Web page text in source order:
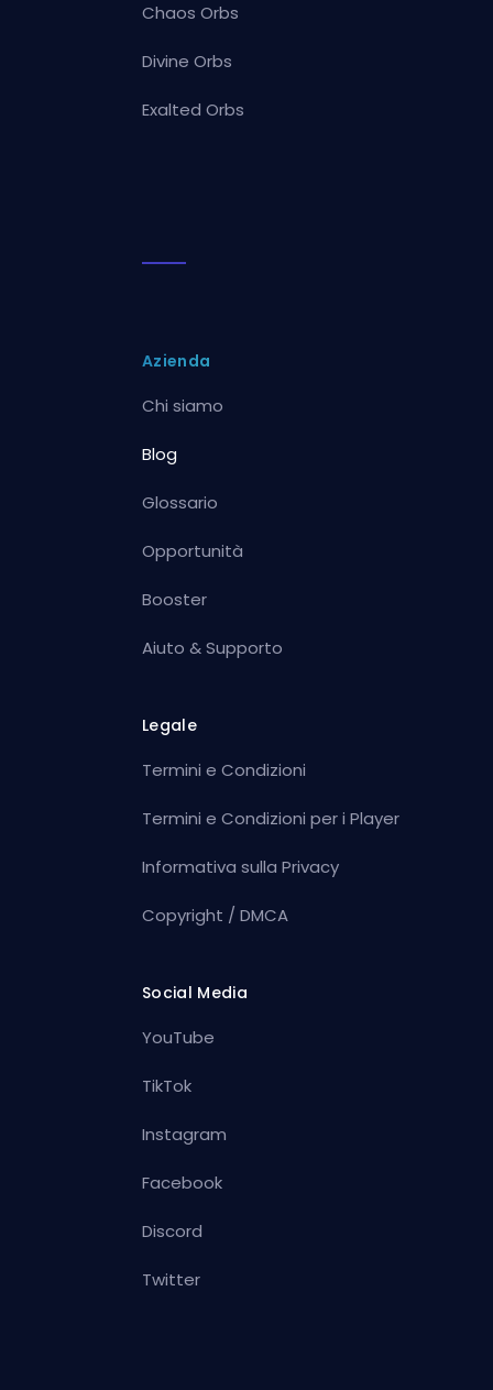
Chaos Orbs
Divine Orbs
Exalted Orbs
Azienda
Chi siamo
Blog
Glossario
Opportunità
Booster
Aiuto & Supporto
Legale
Termini e Condizioni
Termini e Condizioni per i Player
Informativa sulla Privacy
Copyright / DMCA
Social Media
YouTube
TikTok
Instagram
Facebook
Discord
Twitter